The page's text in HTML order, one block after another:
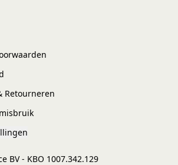
Retourneren
BV - KBO 1007.342.129